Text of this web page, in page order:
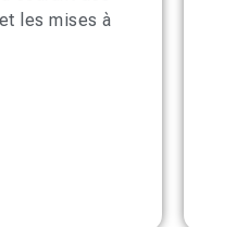
les mises à